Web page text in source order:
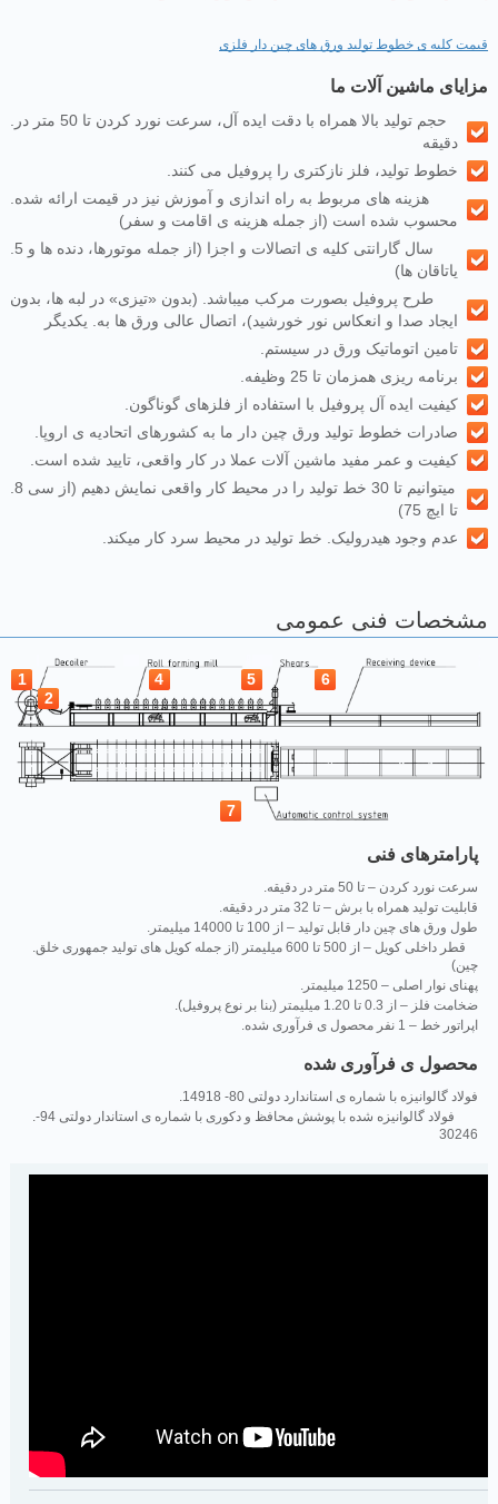
قیمت کلیه ی خطوط تولید ورق های چین دار فلزی
مزایای ماشین آلات ما
دقیقه
.خطوط تولید، فلز نازکتری را پروفیل می کنند
محسوب شده است (از جمله هزینه ی اقامت و سفر)
.5 سال گارانتی کلیه ی اتصالات و اجزا (از جمله موتورها، دنده ها و
یاتاقان ها)
طرح پروفیل بصورت مرکب میباشد. (بدون «تیزی» در لبه ها، بدون
ایجاد صدا و انعکاس نور خورشید)، اتصال عالی ورق ها به. یکدیگر
.تامین اتوماتیک ورق در سیستم
.برنامه ریزی همزمان تا 25 وظیفه
.کیفیت ایده آل پروفیل با استفاده از فلزهای گوناگون
.صادرات خطوط تولید ورق چین دار ما به کشورهای اتحادیه ی اروپا
.کیفیت و عمر مفید ماشین آلات عملا در کار واقعی، تایید شده است
تا ایچ 75)
.عدم وجود هیدرولیک. خط تولید در محیط سرد کار میکند
مشخصات فنی عمومی
1
2
4 5 6
7
پارامترهای فنی
.سرعت نورد کردن – تا 50 متر در دقیقه
.قابلیت تولید همراه با برش – تا 32 متر در دقیقه
.طول ورق های چین دار قابل تولید – از 100 تا 14000 میلیمتر
.قطر داخلی کویل – از 500 تا 600 میلیمتر (از جمله کویل های تولید جمهوری خلق
چین)
.پهنای نوار اصلی – 1250 میلیمتر
.ضخامت فلز – از 0.3 تا 1.20 میلیمتر (بنا بر نوع پروفیل)
.اپراتور خط – 1 نفر محصول ی فرآوری شده
محصول ی فرآوری شده
.فولاد گالوانیزه با شماره ی استاندارد دولتی 80- 14918
.فولاد گالوانیزه شده با پوشش محافظ و دکوری با شماره ی استاندار دولتی 94-
30246